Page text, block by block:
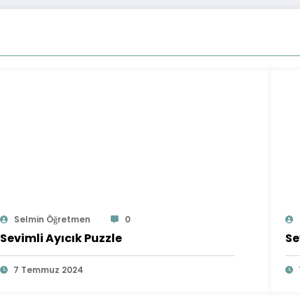
Selmin Öğretmen 0
Sevimli Ayıcık Puzzle
7 Temmuz 2024